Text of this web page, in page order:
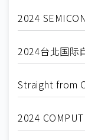
2024
2024台北国际
Straight from
2024